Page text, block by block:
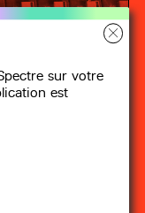
sur votre
est